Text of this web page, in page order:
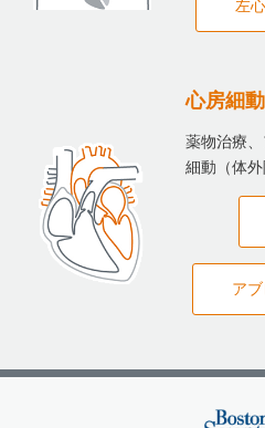
左
心房細
薬物治療
細動（体
ア